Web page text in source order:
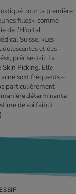
pour la première
filles», comme
de l’Hôpital
Suisse. «Les
et des
précise-t-il. La
Skin Picking. Elle
sont fréquents –
particulièrement
déterminante
de soi faiblit